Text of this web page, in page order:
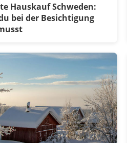
Hauskauf Schweden:
bei der Besichtigung